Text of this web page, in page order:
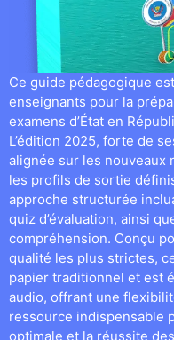
Ce guide pédagogique
enseignants pour la
examens d’État en
L’édition 2025, forte de
alignée sur les nouveaux
les profils de sortie
approche structurée
quiz d’évaluation, ainsi
compréhension. Conçu
qualité les plus strictes,
papier traditionnel et est
audio, offrant une
ressource indispensable
optimale et la réussite